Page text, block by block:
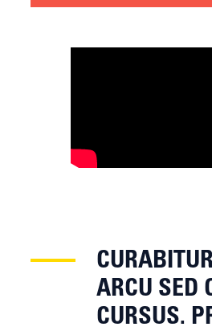
ARCU SED
CURSUS.